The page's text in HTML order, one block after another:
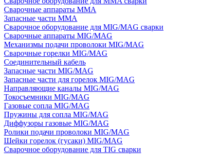
Сварочные аппараты MMA
Запасные части MMA
Сварочное оборудование для MIG/MAG сварки
Сварочные аппараты MIG/MAG
Механизмы подачи проволоки MIG/MAG
Сварочные горелки MIG/MAG
Соединительный кабель
Запасные части MIG/MAG
Запасные части для горелок MIG/MAG
Направляющие каналы MIG/MAG
Токосъемники MIG/MAG
Газовые сопла MIG/MAG
Пружины для сопла MIG/MAG
Диффузоры газовые MIG/MAG
Ролики подачи проволоки MIG/MAG
Шейки горелок (гусаки) MIG/MAG
Сварочное оборудование для TIG сварки